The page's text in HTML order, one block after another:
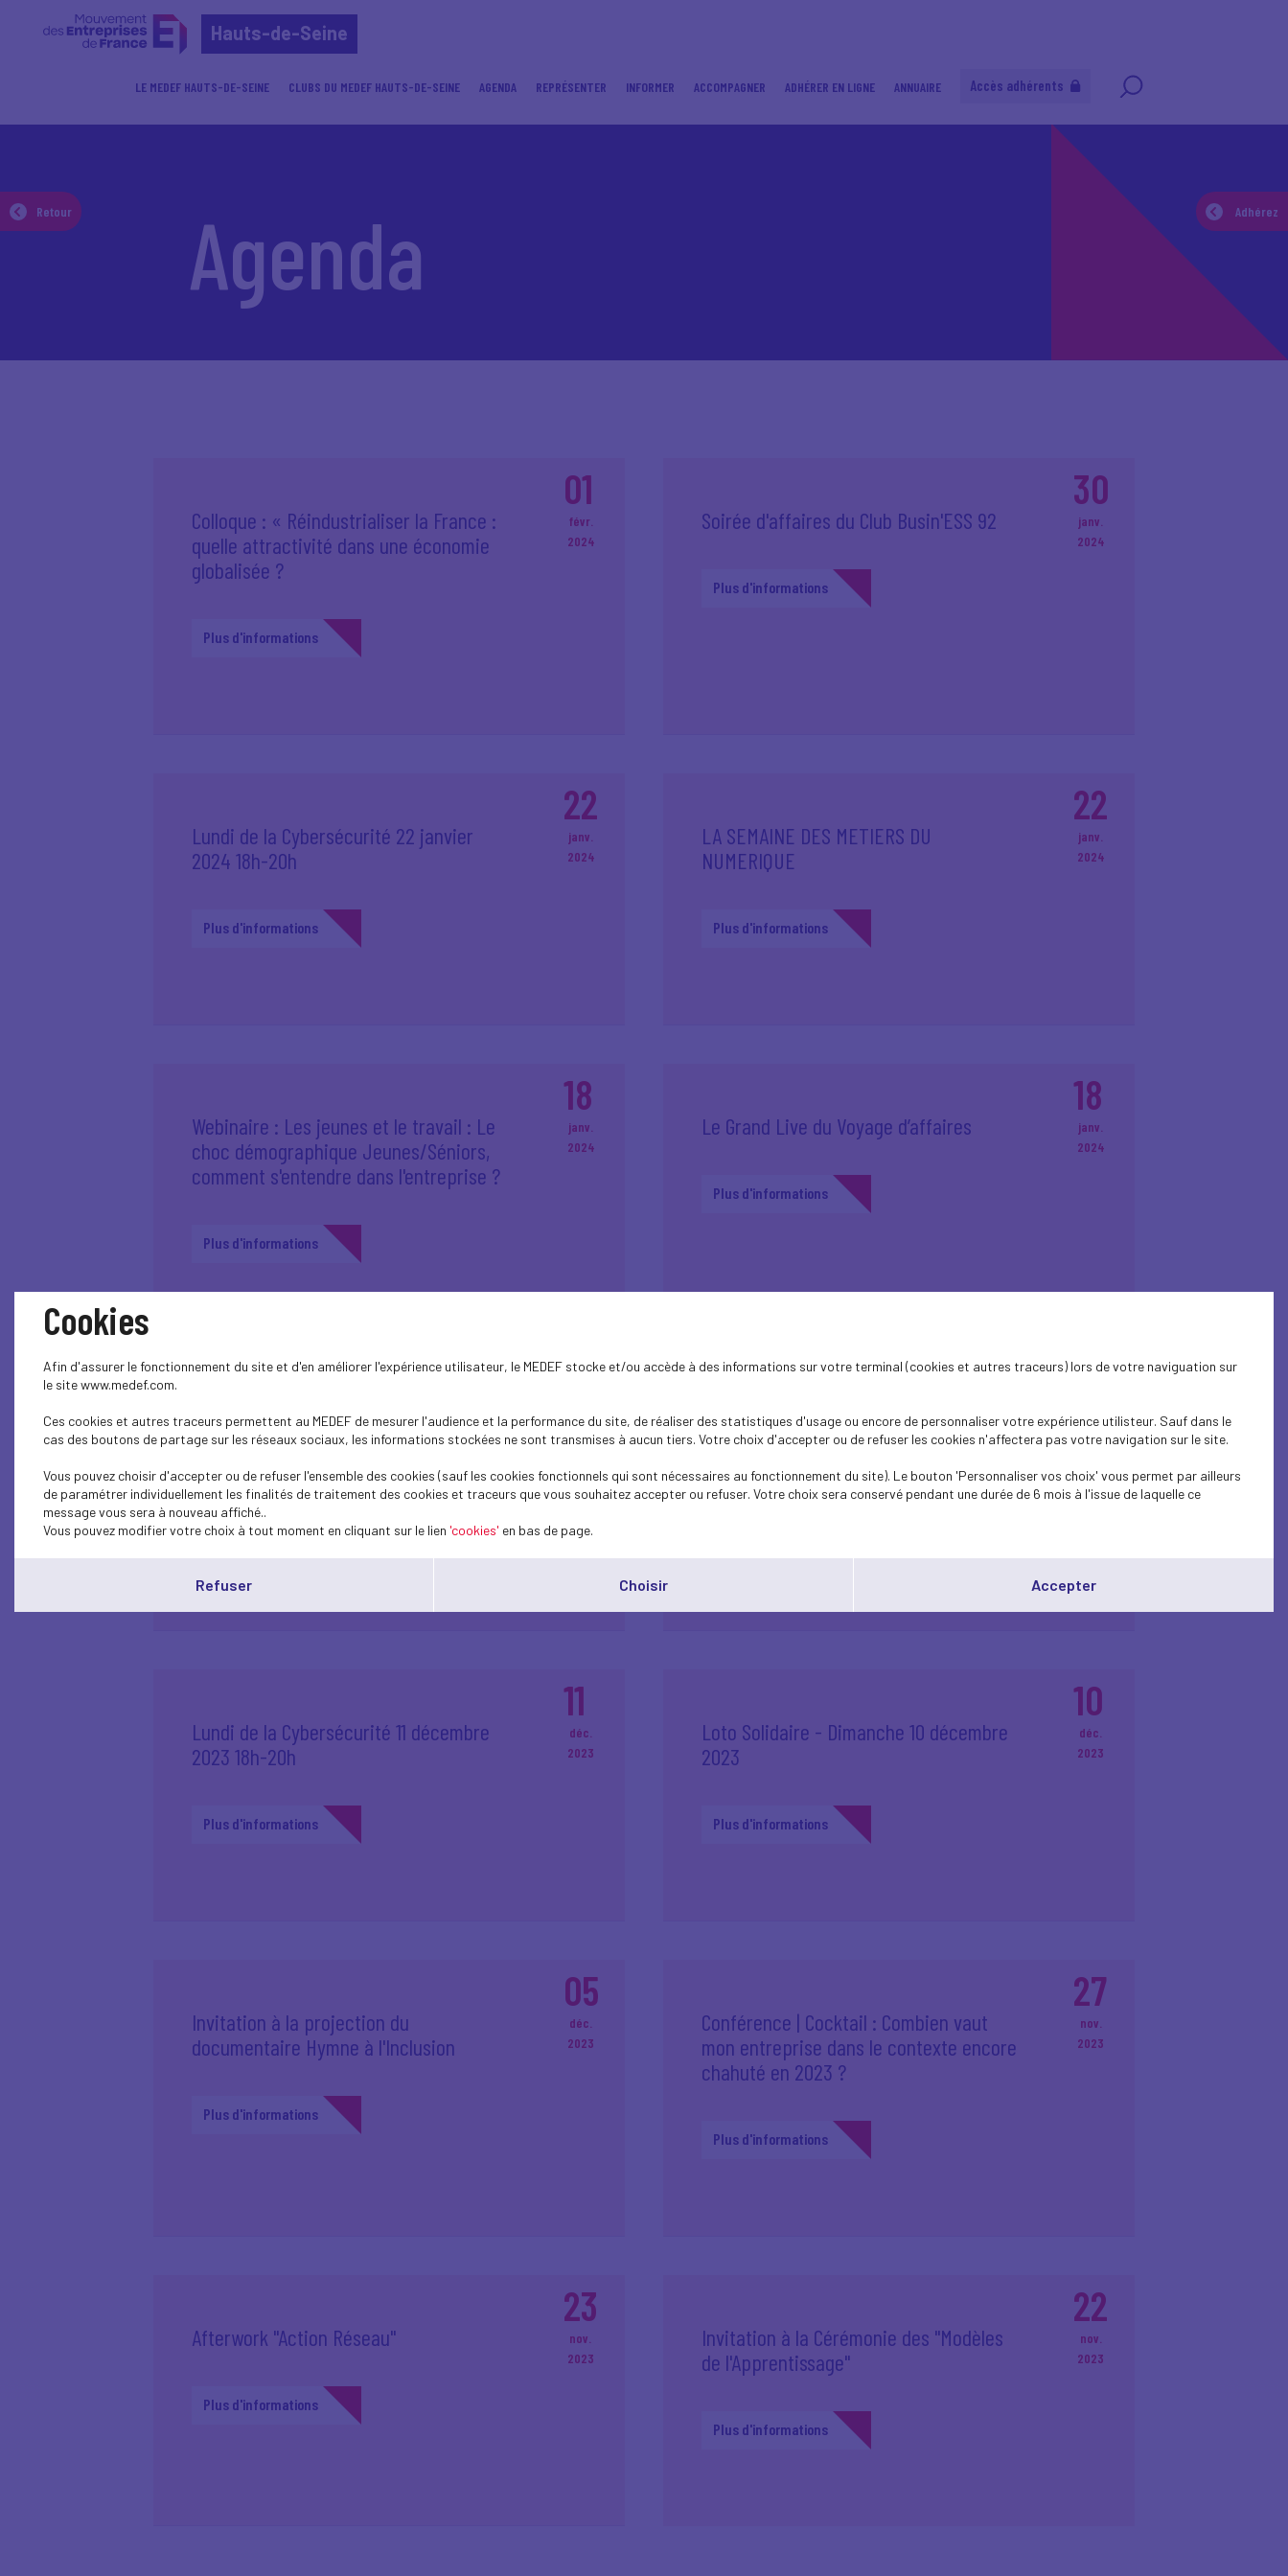
Hauts-de-Seine
LE MEDEF HAUTS-DE-SEINE CLUBS DU MEDEF HAUTS-DE-SEINE AGENDA REPRÉSENTER INFORMER ACCOMPAGNER ADHÉRER EN LIGNE ANNUAIRE Accès adhérents
Retour Adhérez
Agenda
01
févr.
2024
Colloque : « Réindustrialiser la France :
quelle attractivité dans une économie
globalisée ?
Plus d'informations
30
janv.
2024
Soirée d'affaires du Club Busin'ESS 92
Plus d'informations
22
janv.
2024
Lundi de la Cybersécurité 22 janvier
2024 18h-20h
Plus d'informations
22
janv.
2024
LA SEMAINE DES METIERS DU
NUMERIQUE
Plus d'informations
18
janv.
2024
Webinaire : Les jeunes et le travail : Le
choc démographique Jeunes/Séniors,
comment s'entendre dans l'entreprise ?
Plus d'informations
18
janv.
2024
Le Grand Live du Voyage d’affaires
Plus d'informations
14
déc.
Cocktail de fin d'année 2023
Plus d'informations
14
déc.
Rencontre spéciale au Sénat - Jeudi 14
décembre 2023
11
déc.
2023
Lundi de la Cybersécurité 11 décembre
2023 18h-20h
Plus d'informations
10
déc.
2023
Loto Solidaire - Dimanche 10 décembre
2023
Plus d'informations
05
déc.
2023
Invitation à la projection du
documentaire Hymne à l'Inclusion
Plus d'informations
27
nov.
2023
Conférence | Cocktail : Combien vaut
mon entreprise dans le contexte encore
chahuté en 2023 ?
Plus d'informations
23
nov.
2023
Afterwork "Action Réseau"
Plus d'informations
22
nov.
2023
Invitation à la Cérémonie des "Modèles
de l'Apprentissage"
Plus d'informations
Cookies
Afin d'assurer le fonctionnement du site et d'en améliorer l'expérience utilisateur, le MEDEF stocke et/ou accède à des informations sur votre terminal (cookies et autres traceurs) lors de votre naviguation sur
le site www.medef.com.
Ces cookies et autres traceurs permettent au MEDEF de mesurer l'audience et la performance du site, de réaliser des statistiques d'usage ou encore de personnaliser votre expérience utilisteur. Sauf dans le
cas des boutons de partage sur les réseaux sociaux, les informations stockées ne sont transmises à aucun tiers. Votre choix d'accepter ou de refuser les cookies n'affectera pas votre navigation sur le site.
Vous pouvez choisir d'accepter ou de refuser l'ensemble des cookies (sauf les cookies fonctionnels qui sont nécessaires au fonctionnement du site). Le bouton 'Personnaliser vos choix' vous permet par ailleurs
de paramétrer individuellement les finalités de traitement des cookies et traceurs que vous souhaitez accepter ou refuser. Votre choix sera conservé pendant une durée de 6 mois à l'issue de laquelle ce
message vous sera à nouveau affiché..
Vous pouvez modifier votre choix à tout moment en cliquant sur le lien 'cookies' en bas de page.
Refuser Choisir Accepter